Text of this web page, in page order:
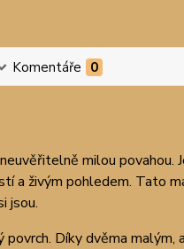
Komentáře 0
milou povahou.
a živým pohledem. Tato
jsou.
Díky dvěma